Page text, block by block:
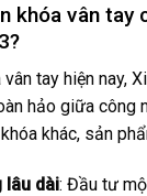
khóa vân tay
tay hiện nay,
hảo giữa công
khác, sản
lâu dài: Đầu tư